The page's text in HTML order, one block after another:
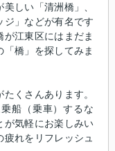
しい「清洲橋」、
ジ」などが有名です
江東区にはまだま
橋」を探してみま
くさんあります。
船（乗車）するな
が気軽にお楽しみい
れをリフレッシュ